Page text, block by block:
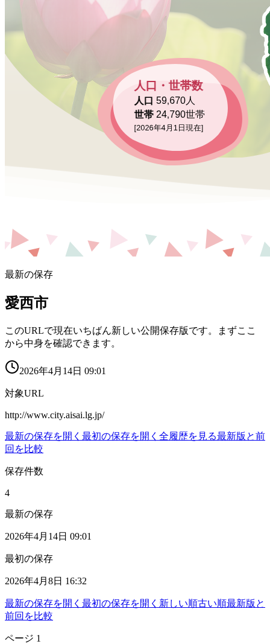
最新の保存
愛西市
このURLで現在いちばん新しい公開保存版です。まずここ
から中身を確認できます。
2026年4月14日 09:01
対象URL
http://www.city.aisai.lg.jp/
最新の保存を開く 最初の保存を開く 全履歴を見る最新版と前
回を比較
保存件数
4
最新の保存
2026年4月14日 09:01
最初の保存
2026年4月8日 16:32
最新の保存を開く 最初の保存を開く 新しい順古い順最新版と
前回を比較
ページ 1